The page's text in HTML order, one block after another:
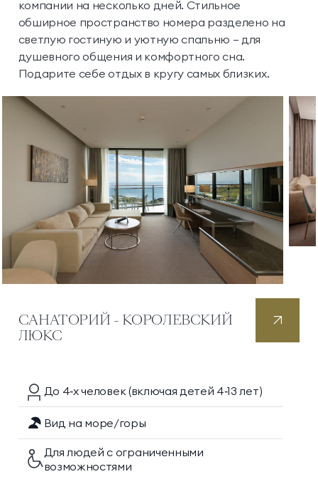
компании на несколько дней. Стильное
обширное пространство номера разделено на
светлую гостиную и уютную спальню — для
душевного общения и комфортного сна.
Подарите себе отдых в кругу самых близких.
САНАТОРИЙ - КОРОЛЕВСКИЙ
ЛЮКС
До 4‑хчеловек (включая детей 4‑13 лет)
Вид на море/горы
Для людей с ограниченными
возможностями